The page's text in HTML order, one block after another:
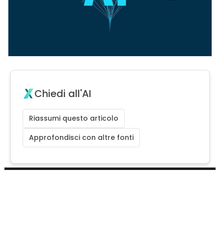
Chiedi all'AI
Riassumi questo articolo
Approfondisci con altre fonti